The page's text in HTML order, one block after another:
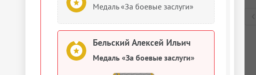
Медаль «За боевые заслуги»
Бельский Алексей Ильич
Медаль «За боевые заслуги»